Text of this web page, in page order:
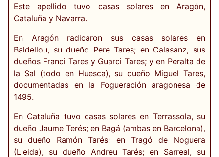
Este apellido tuvo casas solares en Aragón,
Cataluña y Navarra.
En Aragón radicaron sus casas solares en
Baldellou, su dueño Pere Tares; en Calasanz, sus
dueños Franci Tares y Guarci Tares; y en Peralta de
la Sal (todo en Huesca), su dueño Miguel Tares,
documentadas en la Fogueración aragonesa de
1495.
En Cataluña tuvo casas solares en Terrassola, su
dueño Jaume Terés; en Bagá (ambas en Barcelona),
su dueño Ramón Tarés; en Tragó de Noguera
(Lleida), su dueño Andreu Tarés; en Sarreal, su